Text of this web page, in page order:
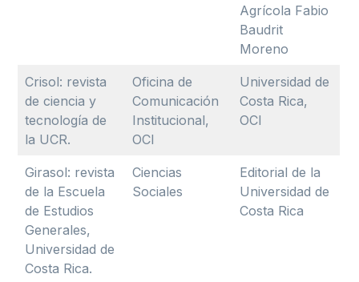
Agrícola Fabio
Baudrit
Moreno
Crisol: revista
de ciencia y
tecnología de
la UCR.
Oficina de
Comunicación
Institucional,
OCI
Universidad de
Costa Rica,
OCI
Girasol: revista
de la Escuela
de Estudios
Generales,
Universidad de
Costa Rica.
Ciencias
Sociales
Editorial de la
Universidad de
Costa Rica